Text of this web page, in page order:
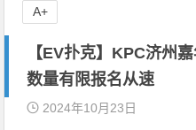
【EV扑克】KPC济州
数量有限报名从速
2024年10月23日
A+